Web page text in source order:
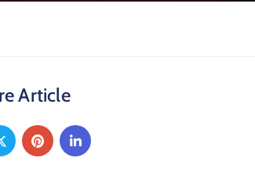
Article